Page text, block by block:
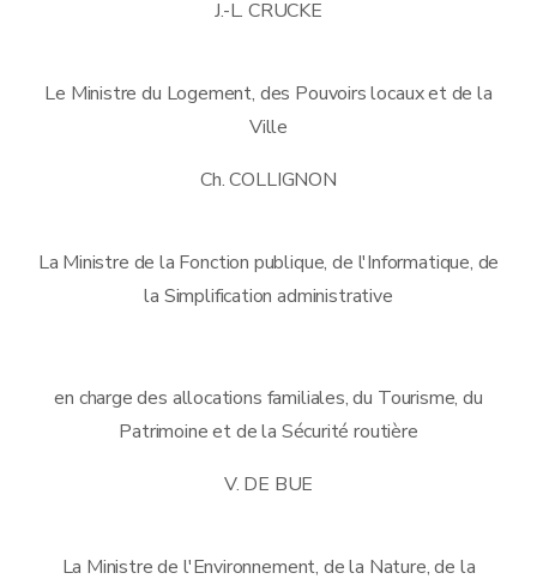
J.-L. CRUCKE
Le Ministre du Logement, des Pouvoirs locaux et de la
Ville
Ch. COLLIGNON
La Ministre de la Fonction publique, de l'Informatique, de
la Simplification administrative
en charge des allocations familiales, du Tourisme, du
Patrimoine et de la Sécurité routière
V. DE BUE
La Ministre de l'Environnement, de la Nature, de la